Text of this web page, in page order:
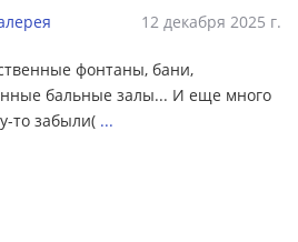
12 декабря 2025 г.
фонтаны, бани,
бальные залы... И еще много
то забыли( ...